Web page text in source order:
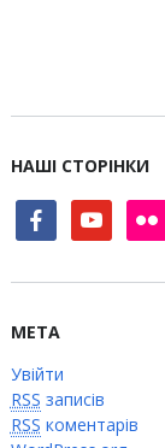
НАШІ СТОРІНКИ
facebookyoutube flickr
МЕТА
Увійти
RSS записів
RSS коментарів